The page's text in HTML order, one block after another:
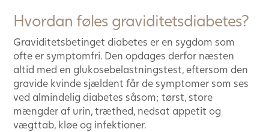
Hvordan føles graviditetsdiabetes?
Graviditetsbetinget diabetes er en sygdom som
ofte er symptomfri. Den opdages derfor næsten
altid med en glukosebelastningstest, eftersom den
gravide kvinde sjældent får de symptomer som ses
ved almindelig diabetes såsom; tørst, store
mængder af urin, træthed, nedsat appetit og
vægttab, kløe og infektioner.